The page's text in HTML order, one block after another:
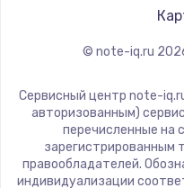
© note-iq.ru
Сервисный центр note-
авторизованным)
перечисленные на
зарегистрированным
правообладателей.
индивидуализации